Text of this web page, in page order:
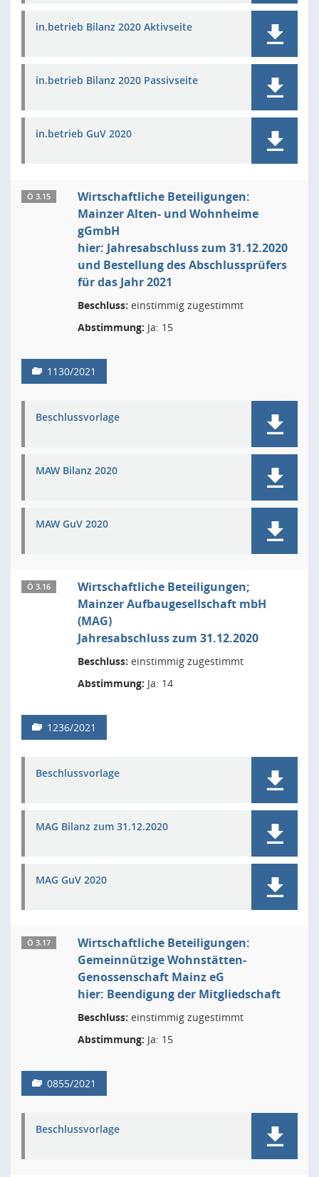
in.betrieb Bilanz 2020 Aktivseite
in.betrieb Bilanz 2020 Passivseite
in.betrieb GuV 2020
Ö 3.15
Wirtschaftliche Beteiligungen:
Mainzer Alten- und Wohnheime
gGmbH
hier: Jahresabschluss zum 31.12.2020
und Bestellung des Abschlussprüfers
für das Jahr 2021
Beschluss: einstimmig zugestimmt
Abstimmung: Ja: 15
1130/2021
Beschlussvorlage
MAW Bilanz 2020
MAW GuV 2020
Ö 3.16
Wirtschaftliche Beteiligungen;
Mainzer Aufbaugesellschaft mbH
(MAG)
Jahresabschluss zum 31.12.2020
Beschluss: einstimmig zugestimmt
Abstimmung: Ja: 14
1236/2021
Beschlussvorlage
MAG Bilanz zum 31.12.2020
MAG GuV 2020
Ö 3.17
Wirtschaftliche Beteiligungen:
Gemeinnützige Wohnstätten-
Genossenschaft Mainz eG
hier: Beendigung der Mitgliedschaft
Beschluss: einstimmig zugestimmt
Abstimmung: Ja: 15
0855/2021
Beschlussvorlage